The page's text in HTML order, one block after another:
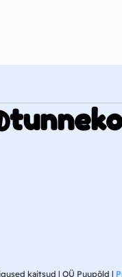
kaitsud | OÜ Puupõld |